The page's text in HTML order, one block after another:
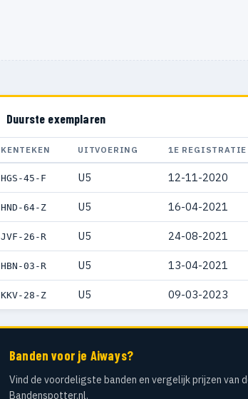
Duurste exemplaren
KENTEKEN UITVOERING 1E REGISTRATIE
HGS-45-F U5 12-11-2020
HND-64-Z U5 16-04-2021
JVF-26-R U5 24-08-2021
HBN-03-R U5 13-04-2021
KKV-28-Z U5 09-03-2023
Banden voor je Aiways?
Vind de voordeligste banden en vergelijk prijzen van
Bandenspotter.nl.